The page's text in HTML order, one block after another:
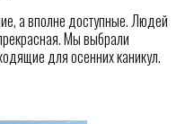
а вполне доступные. Людей
Мы выбрали
для осенних каникул.